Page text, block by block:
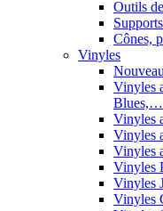
Outils
Cônes,
Vinyles
Vinyles
Blues,…
Vinyles
Vinyles
Vinyles
Vinyles
Vinyles
Vinyles